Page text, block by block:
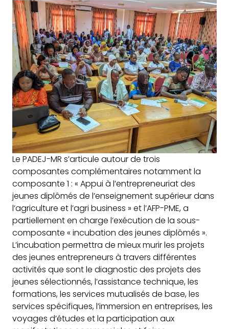
Le PADEJ-MR s’articule autour de trois
composantes complémentaires notamment la
composante 1 : « Appui à l’entrepreneuriat des
jeunes diplômés de l’enseignement supérieur dans
l’agriculture et l’agri business » et l’AFP-PME, a
partiellement en charge l’exécution de la sous-
composante « incubation des jeunes diplômés ».
L’incubation permettra de mieux murir les projets
des jeunes entrepreneurs à travers différentes
activités que sont le diagnostic des projets des
jeunes sélectionnés, l’assistance technique, les
formations, les services mutualisés de base, les
services spécifiques, l’immersion en entreprises, les
voyages d’études et la participation aux